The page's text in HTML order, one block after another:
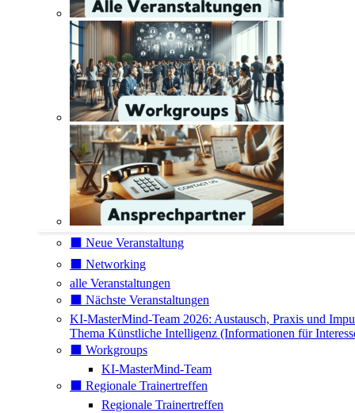
⬛️ Neue Veranstaltung
⬛️ Networking
alle Veranstaltungen
⬛️ Nächste Veranstaltungen
KI-MasterMind-Team 2026: Austausch, Praxis und
Thema Künstliche Intelligenz (Informationen für
⬛️ Workgroups
KI-MasterMind-Team
⬛️ Regionale Trainertreffen
Regionale Trainertreffen